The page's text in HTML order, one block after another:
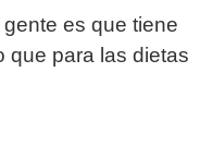
es que tiene
que para las dietas